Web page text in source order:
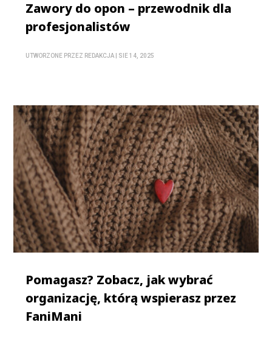
Zawory do opon – przewodnik dla
profesjonalistów
UTWORZONE PRZEZ REDAKCJA SIE 14, 2025
Pomagasz? Zobacz, jak wybrać
organizację, którą wspierasz przez
FaniMani